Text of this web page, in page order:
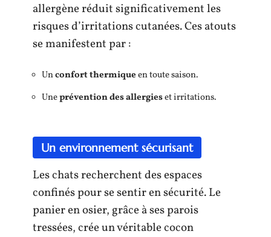
allergène réduit significativement les
risques d’irritations cutanées. Ces atouts
se manifestent par :
Unconfort thermiqueen toute saison.
Uneprévention des allergieset irritations.
Un environnement sécurisant
Les chats recherchent des espaces
confinés pour se sentir en sécurité. Le
panier en osier, grâce à ses parois
tressées, crée un véritable cocon